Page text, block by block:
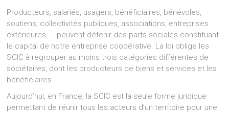
Producteurs, salariés, usagers, bénéficiaires, bénévoles,
soutiens, collectivités publiques, associations, entreprises
extérieures, … peuvent détenir des parts sociales constituant
le capital de notre entreprise coopérative. La loi oblige les
SCIC à regrouper au moins trois catégories différentes de
sociétaires, dont les producteurs de biens et services et les
bénéficiaires.
Aujourd’hui, en France, la SCIC est la seule forme juridique
permettant de réunir tous les acteurs d’un territoire pour une